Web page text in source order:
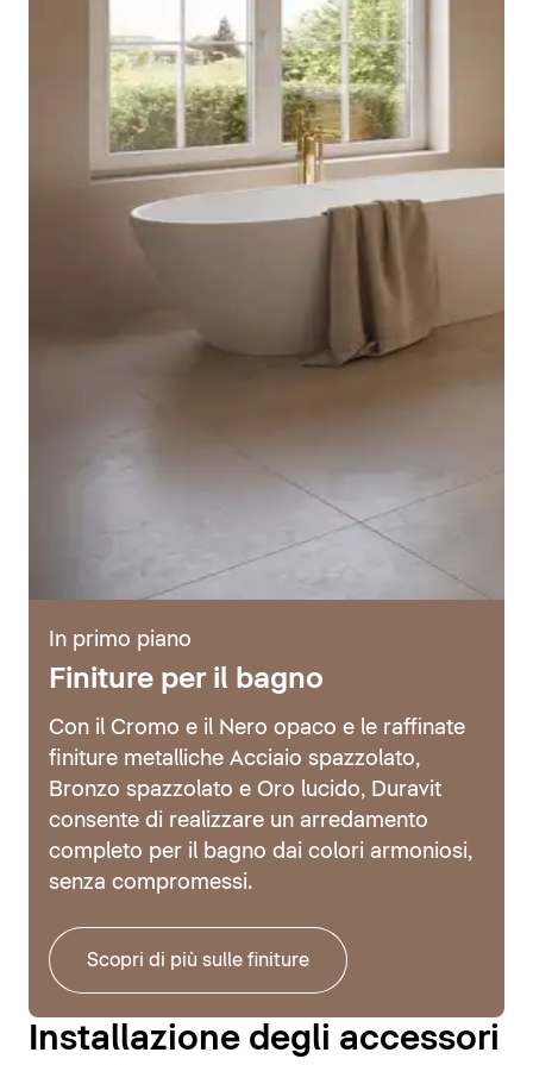
In primo piano
Finiture per il bagno
Con il Cromo e il Nero opaco e le raffinate
finiture metalliche Acciaio spazzolato,
Bronzo spazzolato e Oro lucido, Duravit
consente di realizzare un arredamento
completo per il bagno dai colori armoniosi,
senza compromessi.
Scopri di più sulle finiture
Installazione degli accessori